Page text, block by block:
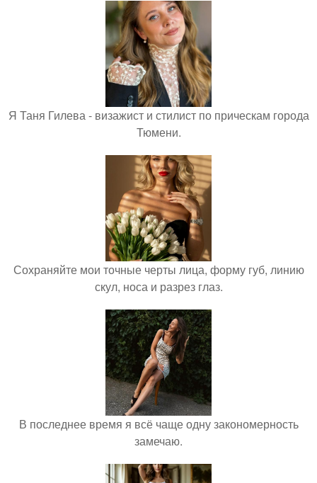
Я Таня Гилева - визажист и стилист по прическам города
Тюмени.
Сохраняйте мои точные черты лица, форму губ, линию
скул, носа и разрез глаз.
В последнее время я всё чаще одну закономерность
замечаю.